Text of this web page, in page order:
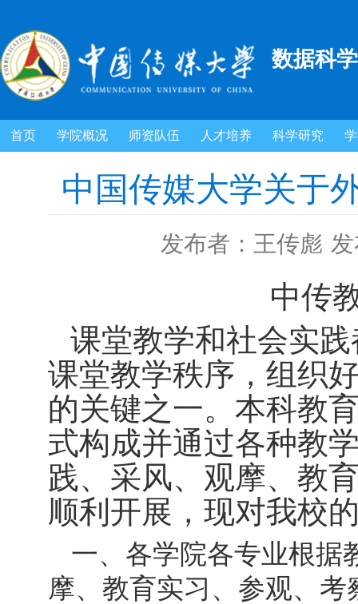
数据科
首页 学院概况 师资队伍 人才培养 科学研究
中国传媒大学关于
发布者：王传彪
中传
课堂教学和社会实
课堂教学秩序，组织
的关键之一。本科教
式构成并通过各种教
践、采风、观摩、教
顺利开展，现对我校
一、各学院各专业根据
摩、教育实习、参观、